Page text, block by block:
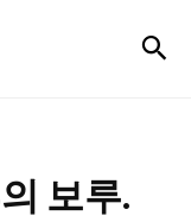
보루.